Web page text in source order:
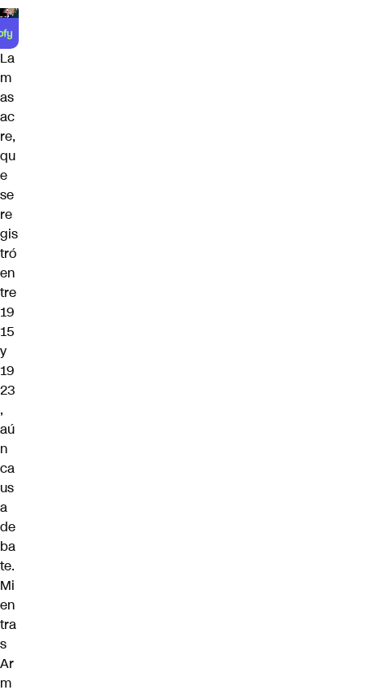
La
m
as
ac
re,
qu
e
se
re
gis
tró
en
tre
19
15
y
19
23
,
aú
n
ca
us
a
de
ba
te.
Mi
en
tra
s
Ar
m